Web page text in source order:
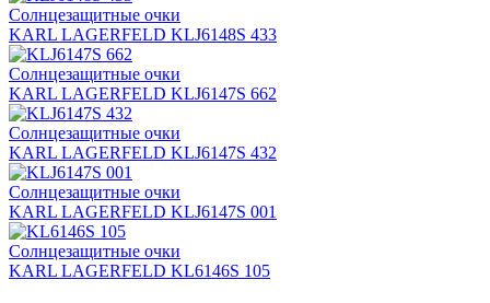
Солнцезащитные очки
KARL LAGERFELD KLJ6148S 433
Солнцезащитные очки
KARL LAGERFELD KLJ6147S 662
Солнцезащитные очки
KARL LAGERFELD KLJ6147S 432
Солнцезащитные очки
KARL LAGERFELD KLJ6147S 001
Солнцезащитные очки
KARL LAGERFELD KL6146S 105